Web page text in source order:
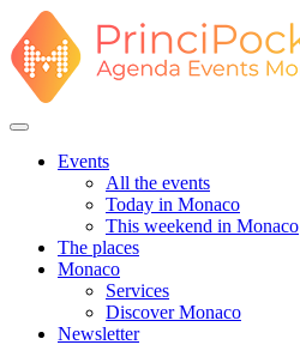
Events
All the events
Today in Monaco
This weekend in Monaco
The places
Monaco
Services
Discover Monaco
Newsletter